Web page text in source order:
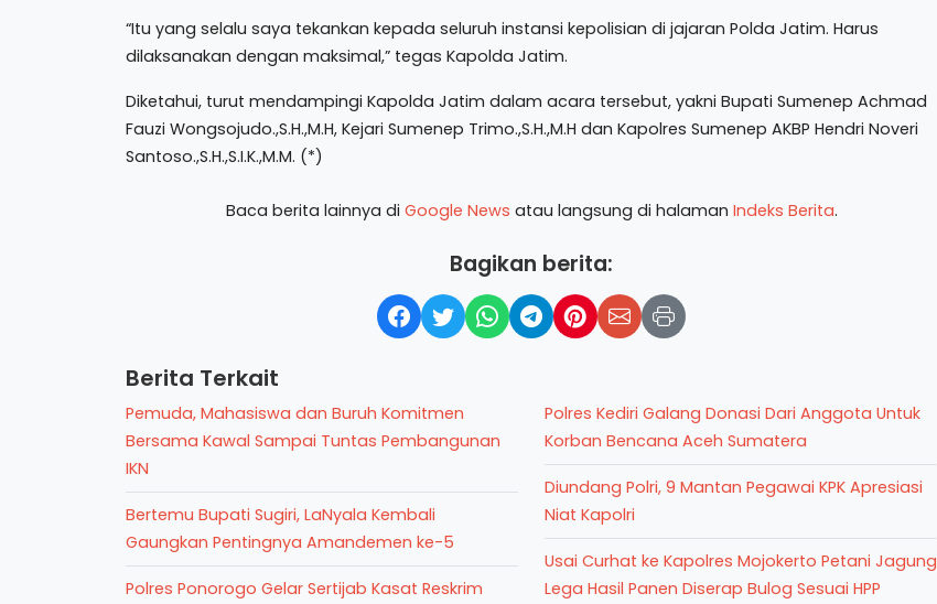
“Itu yang selalu saya tekankan kepada seluruh instansi kepolisian di jajaran Polda Jatim. Harus
dilaksanakan dengan maksimal,” tegas Kapolda Jatim.
Diketahui, turut mendampingi Kapolda Jatim dalam acara tersebut, yakni Bupati Sumenep Achmad
Fauzi Wongsojudo.,S.H.,M.H, Kejari Sumenep Trimo.,S.H.,M.H dan Kapolres Sumenep AKBP Hendri Noveri
Santoso.,S.H.,S.I.K.,M.M. (*)
Baca berita lainnya di Google News atau langsung di halaman Indeks Berita.
Bagikan berita:
Berita Terkait
Pemuda, Mahasiswa dan Buruh Komitmen
Bersama Kawal Sampai Tuntas Pembangunan
IKN
Bertemu Bupati Sugiri, LaNyala Kembali
Gaungkan Pentingnya Amandemen ke-5
Polres Ponorogo Gelar Sertijab Kasat Reskrim
Polres Kediri Galang Donasi Dari Anggota Untuk
Korban Bencana Aceh Sumatera
Diundang Polri, 9 Mantan Pegawai KPK Apresiasi
Niat Kapolri
Usai Curhat ke Kapolres Mojokerto Petani Jagung
Lega Hasil Panen Diserap Bulog Sesuai HPP